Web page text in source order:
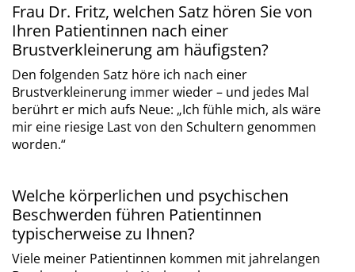
Frau Dr. Fritz, welchen Satz hören Sie von
Ihren Patientinnen nach einer
Brustverkleinerung am häufigsten?
Den folgenden Satz höre ich nach einer
Brustverkleinerung immer wieder – und jedes Mal
berührt er mich aufs Neue: „Ich fühle mich, als wäre
mir eine riesige Last von den Schultern genommen
worden.“
Welche körperlichen und psychischen
Beschwerden führen Patientinnen
typischerweise zu Ihnen?
Viele meiner Patientinnen kommen mit jahrelangen